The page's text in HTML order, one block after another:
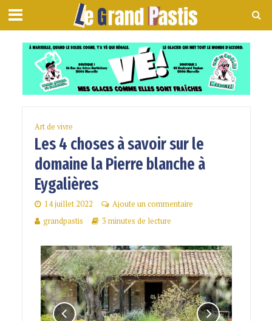
Art de vivre
Les 4 choses à savoir sur le
domaine la Pierre blanche à
Eygalières
14 juillet 2022
Ajoute un commentaire
grandpastis
3 minutes de lecture